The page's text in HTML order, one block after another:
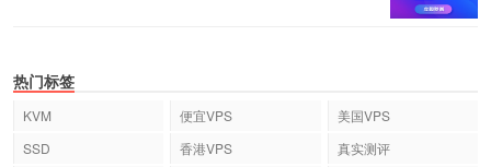
热门标签
KVM 便宜VPS
美国VPS
SSD
香港VPS
真实测评